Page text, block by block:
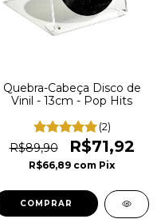
Quebra-Cabeça Disco de
Vinil - 13cm - Pop Hits
(2)
R$89,90 R$71,92
R$66,89 com Pix
COMPRAR